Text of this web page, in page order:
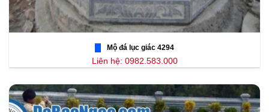
Mộ đá lục giác 4294
Liên hệ: 0982.583.000